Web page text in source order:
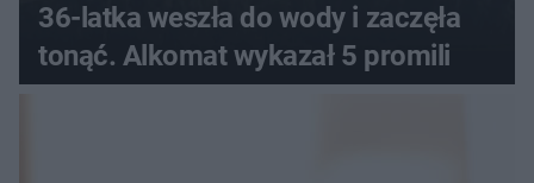
36-latka weszła do wody i zaczęła
tonąć. Alkomat wykazał 5 promili